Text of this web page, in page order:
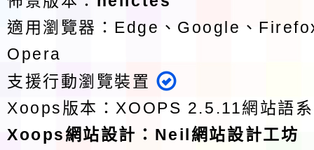
適用瀏覽器：Edge、Google、
Opera
支援行動瀏覽裝置
Xoops版本： XOOPS 2.5.11網站語
Xoops網站設計 ： Neil網站設計工坊